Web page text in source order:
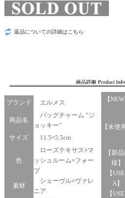
返品についての詳細はこちら
ブランド エルメス
商品名
バッグチャーム ”ジ
ョッキー”
サイズ
11.5×5.5cm
色
ローズテキサス×マ
ッシュルーム×フォー
ブ
素材
シェーヴル×ヴァレ
ニア
【NEW
【未使
【新
様】
【
A】
【